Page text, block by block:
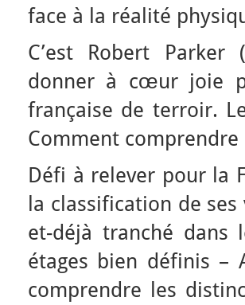
face à la réalité
C’est Robert
donner à cœur joie
française de terroir.
Comment
Défi à relever pour la
la classification de ses
et-déjà tranché dans
étages bien définis –
comprendre les